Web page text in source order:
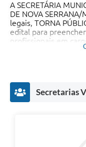
A SECRETÁRIA
DE NOVA
legais, TORNA
edital para
profissionais em
férias prêmio,
requisitos da
Secretarias